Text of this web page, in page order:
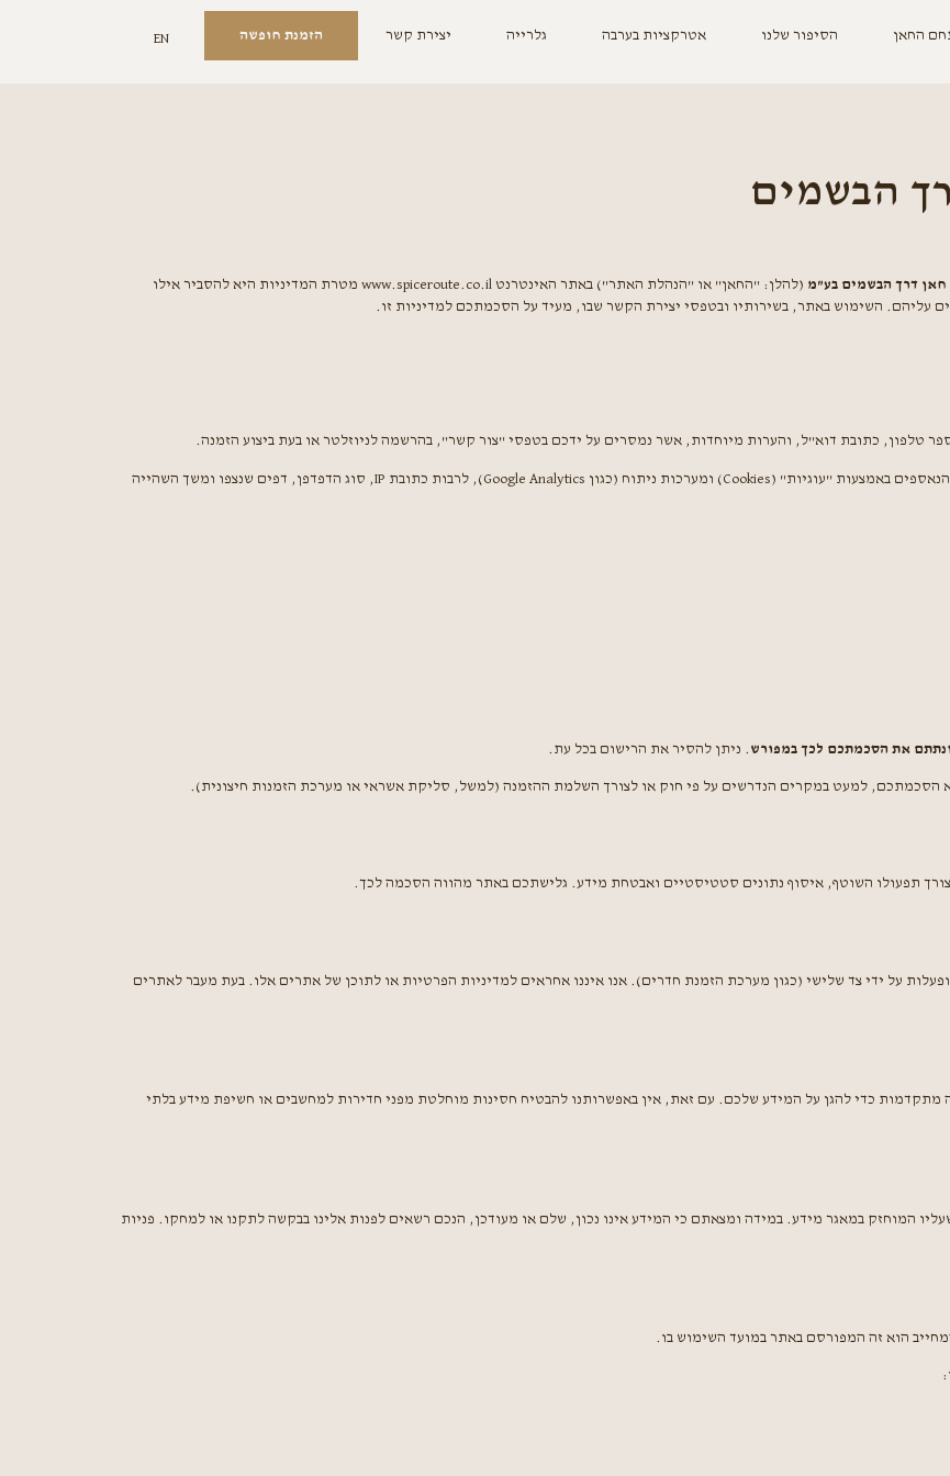
החאן הסיפור שלנו אטרקציות בערבה גלרייה יצירת קשר הזמנת חופשה EN
הבשמים
חאן דרך הבשמים בע"מ
(להלן: "החאן" או "הנהלת האתר") באתר האינטרנט www.spiceroute.co.il מטרת המדיניות היא להסביר אילו
עליהם. השימוש באתר, בשירותיו ובטפסי יצירת הקשר שבו, מעיד על הסכמתכם למדיניות זו.
טלפון, כתובת דוא"ל, והערות מיוחדות, אשר נמסרים על ידכם בטפסי "צור קשר", בהרשמה לניוזלטר או בעת ביצוע הזמנה.
נתונים סטטיסטיים אנונימיים הנאספים באמצעות "עוגיות" (Cookies) ומערכות ניתוח (כגון Google Analytics), לרבות כתובת IP, סוג הדפדפן, דפים שנצפו ומשך השהייה
את הסכמתכם לכך במפורש . ניתן להסיר את הרישום בכל עת.
הסכמתכם, למעט במקרים הנדרשים על פי חוק או לצורך השלמת ההזמנה (למשל, סליקת אשראי או מערכת הזמנות חיצונית).
תפעולו השוטף, איסוף נתונים סטטיסטיים ואבטחת מידע. גלישתכם באתר מהווה הסכמה לכך.
על ידי צד שלישי (כגון מערכת הזמנת חדרים). אנו איננו אחראים למדיניות הפרטיות או לתוכן של אתרים אלו. בעת מעבר לאתרים
מתקדמות כדי להגן על המידע שלכם. עם זאת, אין באפשרותנו להבטיח חסינות מוחלטת מפני חדירות למחשבים או חשיפת מידע בלתי
כל אדם זכאי לעיין במידע שעליו המוחזק במאגר מידע. במידה ומצאתם כי המידע אינו נכון, שלם או מעודכן, הנכם רשאים לפנות אלינו בבקשה לתקנו או למחקו. פניות
הוא זה המפורסם באתר במועד השימוש בו.